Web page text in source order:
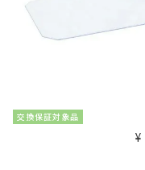
交換保証対象品
¥